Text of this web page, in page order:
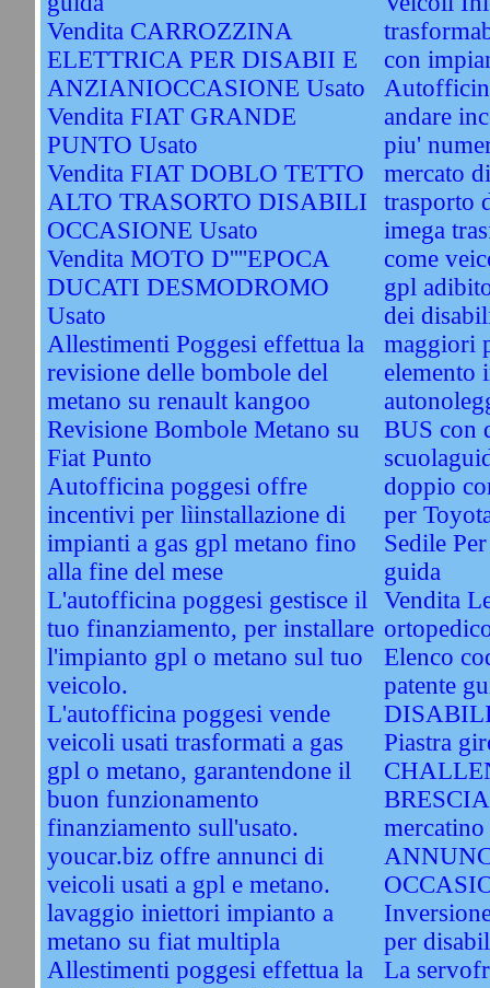
Vendita CARROZZINA
ELETTRICA PER DISABII E
ANZIANIOCCASIONE Usato
Vendita FIAT GRANDE
PUNTO Usato
Vendita FIAT DOBLO TETTO
ALTO TRASORTO DISABILI
OCCASIONE Usato
Vendita MOTO D''''EPOCA
DUCATI DESMODROMO
Usato
Allestimenti Poggesi effettua la
revisione delle bombole del
metano su renault kangoo
Revisione Bombole Metano su
Fiat Punto
Autofficina poggesi offre
incentivi per lìinstallazione di
impianti a gas gpl metano fino
alla fine del mese
L'autofficina poggesi gestisce il
tuo finanziamento, per installare
l'impianto gpl o metano sul tuo
veicolo.
L'autofficina poggesi vende
veicoli usati trasformati a gas
gpl o metano, garantendone il
buon funzionamento
finanziamento sull'usato.
youcar.biz offre annunci di
veicoli usati a gpl e metano.
lavaggio iniettori impianto a
metano su fiat multipla
Allestimenti poggesi effettua la
con
andare
piu'
mercato
trasporto
imega
come
gpl
dei
maggiori
elemento
BUS con
doppio
per
Sedile
guida
Vendita
Elenco
patente
Piastra
mercatino
per
La